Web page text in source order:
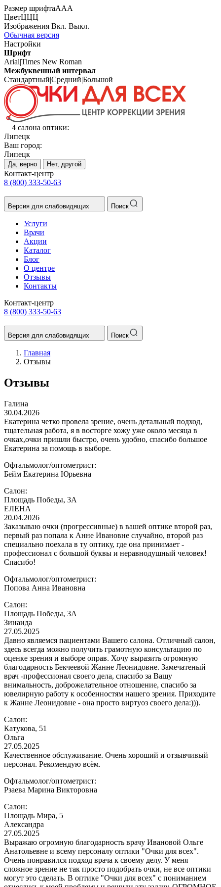
Размер шрифтаААА
ЦветЦЦЦ
Изображения Вкл. Выкл.
Обычная версия
Настройки
Шрифт
Arial|Times New Roman
Межбуквенный интервал
Стандартный|Средний|Большой
4 салона оптики:
Липецк
Ваш город:
Липецк
Да, верно Нет, другой
Контакт-центр
8 (800) 333-50-63
Версия для слабовидящих Поиск
Услуги
Врачи
Акции
Каталог
Блог
О центре
Отзывы
Контакты
Контакт-центр
8 (800) 333-50-63
Версия для слабовидящих Поиск
Главная
Отзывы
Отзывы
Галина
30.04.2026
Екатерина четко провела зрение, очень детальный подход,
тщательная работа, я в восторге хожу уже около месяца в
очках,очки пришли быстро, очень удобно, спасибо большое
Екатерина за помощь в выборе.
Офтальмолог/оптометрист:
Бейм Екатерина Юрьевна
Салон:
Площадь Победы, 3А
ЕЛЕНА
20.04.2026
Заказываю очки (прогрессивные) в вашей оптике второй раз,
первый раз попала к Анне Ивановне случайно, второй раз
специально поехала в ту оптику, где она принимает -
профессионал с большой буквы и неравнодушный человек!
Спасибо!
Офтальмолог/оптометрист:
Попова Анна Ивановна
Салон:
Площадь Победы, 3А
Зинаида
27.05.2025
Давно являемся пациентами Вашего салона. Отличный салон,
здесь всегда можно получить грамотную консультацию по
оценке зрения и выборе оправ. Хочу выразить огромную
благодарность Бекчеевой Жанне Леонидовне. Замечатеный
врач -профессионал своего дела, спасибо за Вашу
внимальность, доброжелательное отношение, спасибо за
ювелирную работу к особенностям нашего зрения. Приходите
к Жанне Леонидовне - она просто виртуоз своего дела:))).
Салон:
Катукова, 51
Ольга
27.05.2025
Качественное обслуживание. Очень хороший и отзывчивый
персонал. Рекомендую всём.
Офтальмолог/оптометрист:
Рзаева Марина Викторовна
Салон:
Площадь Мира, 5
Александра
27.05.2025
Выражаю огромную благодарность врачу Ивановой Ольге
Анатольевне и всему персоналу оптики "Очки для всех".
Очень понравился подход врача к своему делу. У меня
сложное зрение не так просто подобрать очки, не все оптики
могут это сделать. В оптике "Очки для всех" с пониманием